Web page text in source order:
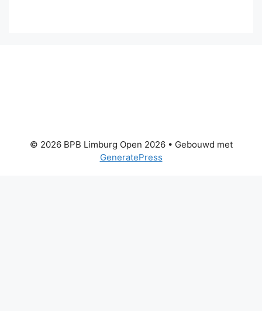
© 2026 BPB Limburg Open 2026• Gebouwd met
GeneratePress